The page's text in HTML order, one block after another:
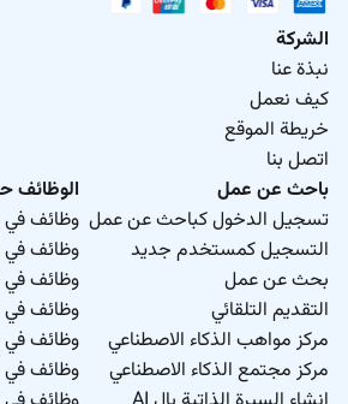
الشركة
نبذة عنا
كيف نعمل
خريطة الموقع
اتصل بنا
باحث عن عمل
تسجيل الدخول كباحث عن عمل
التسجيل كمستخدم جديد
بحث عن عمل
التقديم التلقائي
مركز مواهب الذكاء الاصطناعي
مركز مجتمع الذكاء الاصطناعي
الوظائف
وظائف
وظائف في
وظائف في
وظائف
وظائف في
وظائف في